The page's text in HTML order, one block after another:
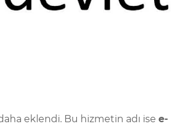
eklendi. Bu hizmetin adı ise e-